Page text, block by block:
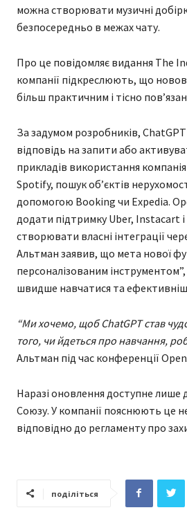
можна створювати музичні
безпосередньо в межах чату.
Про це повідомляє видання The
компанії підкреслюють, що
більш практичним і тісно
За задумом розробників,
відповідь на запити або
прикладів використання
Spotify, пошук об’єктів
допомогою Booking чи Expedia.
додати підтримку Uber, Instacart
створювати власні інтеграції
Альтман заявив, що мета нової
персоналізованим
швидше навчатися та
“Ми хочемо, щоб ChatGPT став
того, чи йдеться про навчання,
Альтман під час конференції
Наразі оновлення доступне лише
Союзу. У компанії пояснюють це
відповідно до регламенту про
поділіться